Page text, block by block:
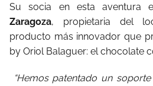
Su socia en esta aventura
Zaragoza, propietaria del
producto más innovador que
by Oriol Balaguer: el chocolate
“Hemos patentado un